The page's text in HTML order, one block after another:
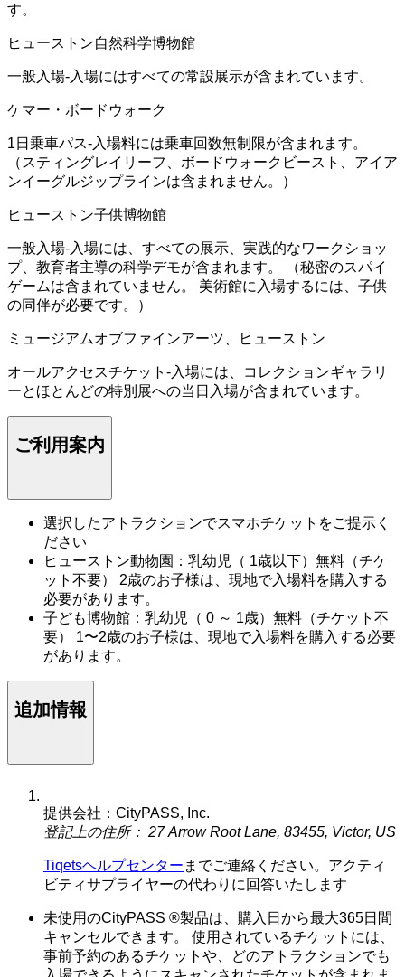
す。
ヒューストン自然科学博物館
一般入場-入場にはすべての常設展示が含まれています。
ケマー・ボードウォーク
1日乗車パス-入場料には乗車回数無制限が含まれます。
（スティングレイリーフ、ボードウォークビースト、アイア
ンイーグルジップラインは含まれません。）
ヒューストン子供博物館
一般入場-入場には、すべての展示、実践的なワークショッ
プ、教育者主導の科学デモが含まれます。 （秘密のスパイ
ゲームは含まれていません。 美術館に入場するには、子供
の同伴が必要です。）
ミュージアムオブファインアーツ、ヒューストン
オールアクセスチケット-入場には、コレクションギャラリ
ーとほとんどの特別展への当日入場が含まれています。
ご利用案内
選択したアトラクションでスマホチケットをご提示く
ださい
ヒューストン動物園：乳幼児（ 1歳以下）無料（チケ
ット不要） 2歳のお子様は、現地で入場料を購入する
必要があります。
子ども博物館：乳幼児（ 0 ～ 1歳）無料（チケット不
要） 1〜2歳のお子様は、現地で入場料を購入する必要
があります。
追加情報
提供会社：CityPASS, Inc.
登記上の住所： 27 Arrow Root Lane, 83455, Victor, US
Tiqetsヘルプセンター までご連絡ください。アクティ
ビティサプライヤーの代わりに回答いたします
未使用のCityPASS ®製品は、購入日から最大365日間
キャンセルできます。 使用されているチケットには、
事前予約のあるチケットや、どのアトラクションでも